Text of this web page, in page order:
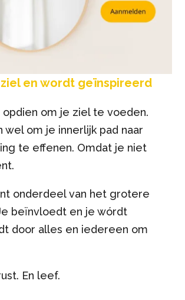
en wordt geïnspireerd
opdien om je ziel te voeden.
wel om je innerlijk pad naar
te effenen. Omdat je niet
onderdeel van het grotere
beïnvloedt en je wórdt
door alles en iedereen om
En leef.